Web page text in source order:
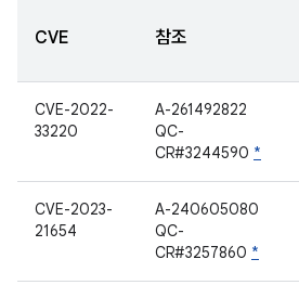
CVE 참조
CVE-2022-
33220
A-261492822
QC-
CR#3244590 *
CVE-2023-
21654
A-240605080
QC-
CR#3257860 *